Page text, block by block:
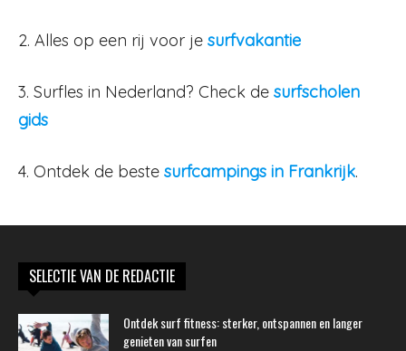
2. Alles op een rij voor je surfvakantie
3. Surfles in Nederland? Check de surfscholen
gids
4. Ontdek de beste surfcampings in Frankrijk.
SELECTIE VAN DE REDACTIE
Ontdek surf fitness: sterker, ontspannen en langer
genieten van surfen